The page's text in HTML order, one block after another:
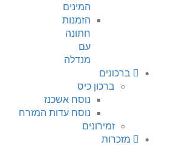
המינים
הזמנות
חתונה
עם
מנדלה
ברכונים
ברכון כיס
נוסח אשכנז
נוסח עדות המזרח
זמירונים
מזכרות